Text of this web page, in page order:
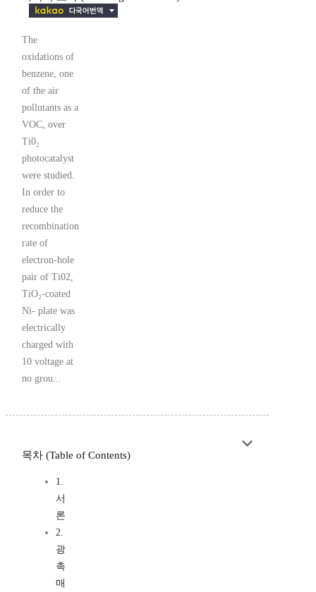
The
oxidations of
benzene, one
of the air
pollutants as a
VOC, over
Ti0₂
photocatalyst
were studied.
In order to
reduce the
recombination
rate of
electron-hole
pair of Ti02,
TiO₂-coated
Ni- plate was
electrically
charged with
10 voltage at
no grou...
목차 (Table of Contents)
1.
서
론
2.
광
촉
매